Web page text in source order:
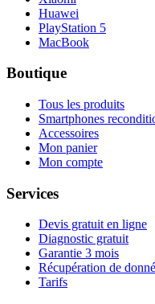
Huawei
PlayStation 5
MacBook
Boutique
Tous les produits
Smartphones
Accessoires
Mon panier
Mon compte
Services
Devis gratuit en ligne
Diagnostic gratuit
Garantie 3 mois
Récupération de
Tarifs